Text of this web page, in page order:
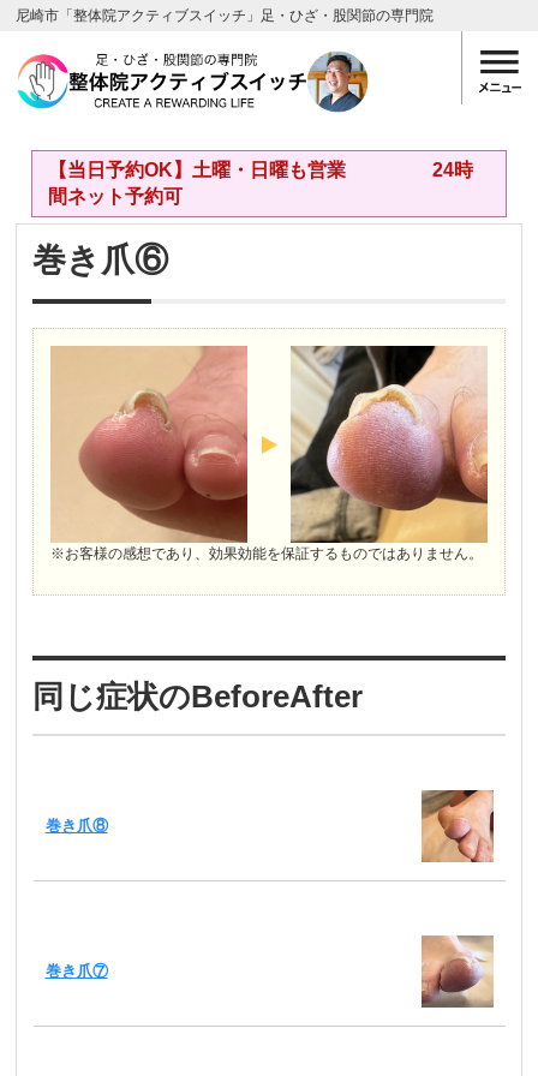
尼崎市「整体院アクティブスイッチ」足・ひざ・股関節の専門院
【当日予約OK】土曜・日曜も営業 24時
間ネット予約可
巻き爪⑥
※お客様の感想であり、効果効能を保証するものではありません。
同じ症状のBeforeAfter
巻き爪⑧
巻き爪⑦